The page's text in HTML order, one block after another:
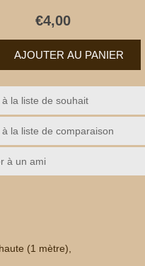
€4,00
(1 mètre),